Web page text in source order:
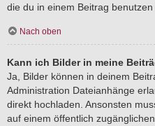
die du in einem Beitrag benutzen
Nach oben
Kann ich Bilder in meine
Ja, Bilder können in deinem
Administration Dateianhänge
direkt hochladen. Ansonsten
auf einem öffentlich